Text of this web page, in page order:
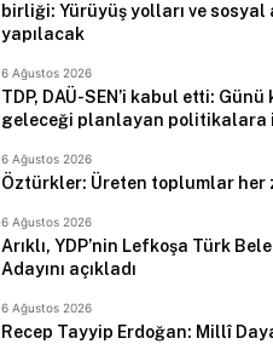
birliği: Yürüyüş yolları ve
yapılacak
6 Ağustos 2026
TDP, DAÜ-SEN’i kabul etti:
geleceği planlayan politikalara
6 Ağustos 2026
Öztürkler: Üreten toplumlar her
6 Ağustos 2026
Arıklı, YDP’nin Lefkoşa Türk
Adayını açıkladı
6 Ağustos 2026
Recep Tayyip Erdoğan: Millî